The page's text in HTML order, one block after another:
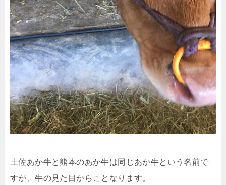
土佐あか牛と熊本のあか牛は同じあか牛という名前で
すが、牛の見た目からことなります。